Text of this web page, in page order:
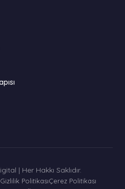
| Her Hakkı Saklıdır.
Gizlilik PolitikasıÇerez Politikası